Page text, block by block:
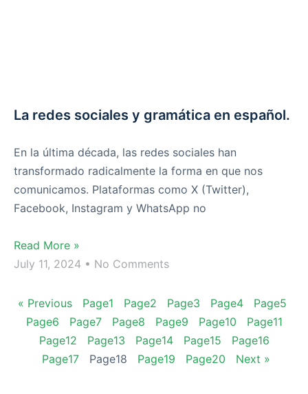
La redes sociales y gramática en español.
En la última década, las redes sociales han
transformado radicalmente la forma en que nos
comunicamos. Plataformas como X (Twitter),
Facebook, Instagram y WhatsApp no
Read More »
July 11, 2024
No Comments
« Previous Page1 Page2 Page3 Page4 Page5
Page6 Page7 Page8 Page9 Page10 Page11
Page12 Page13 Page14 Page15 Page16
Page17 Page18 Page19 Page20 Next »